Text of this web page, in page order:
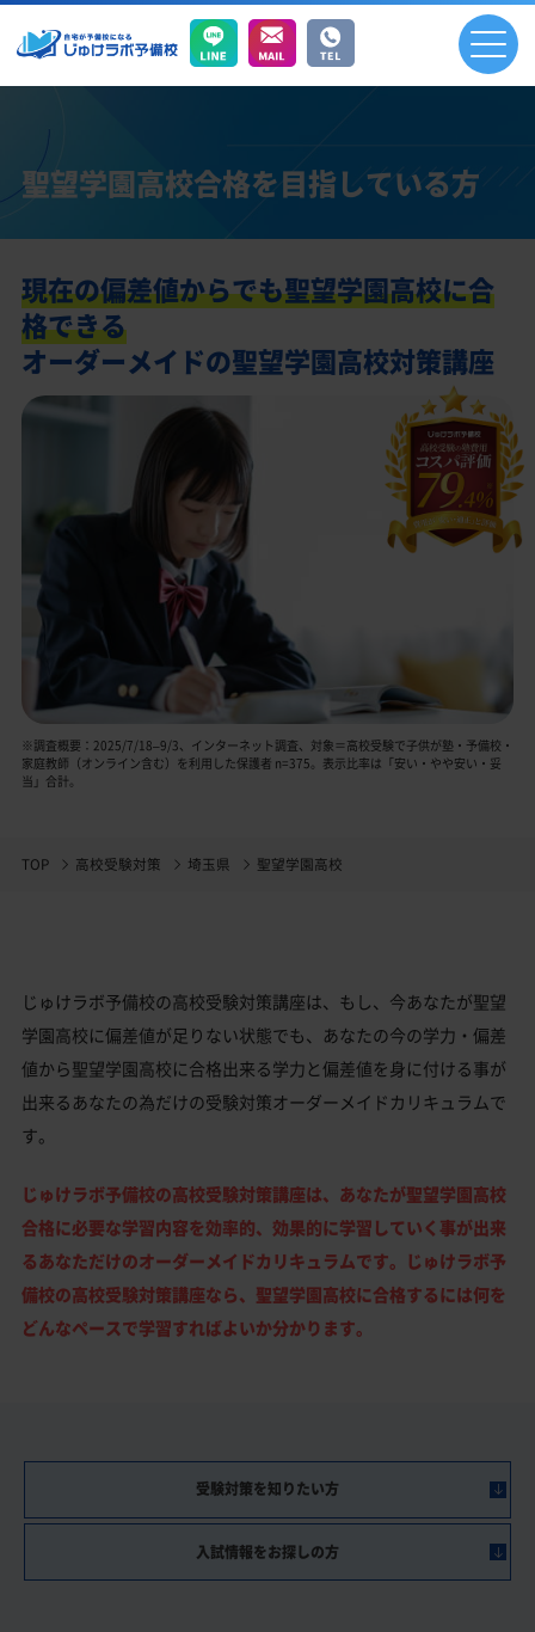
聖望学園高校合格を目指している方
現在の偏差値からでも聖望学園高校に合
格できる
オーダーメイドの聖望学園高校対策講座
※調査概要：2025/7/18–9/3、インターネット調査、対象＝高校受験で子供が塾・予備校・
家庭教師（オンライン含む）を利用した保護者 n=375。表示比率は「安い・やや安い・妥
当」合計。
TOP 高校受験対策 埼玉県 聖望学園高校
じゅけラボ予備校の高校受験対策講座は、もし、今あなたが聖望
学園高校に偏差値が足りない状態でも、あなたの今の学力・偏差
値から聖望学園高校に合格出来る学力と偏差値を身に付ける事が
出来るあなたの為だけの受験対策オーダーメイドカリキュラムで
す。
じゅけラボ予備校の高校受験対策講座は、あなたが聖望学園高校
合格に必要な学習内容を効率的、効果的に学習していく事が出来
るあなただけのオーダーメイドカリキュラムです。じゅけラボ予
備校の高校受験対策講座なら、聖望学園高校に合格するには何を
どんなペースで学習すればよいか分かります。
受験対策を知りたい方
入試情報をお探しの方